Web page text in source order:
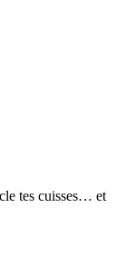
tes cuisses… et